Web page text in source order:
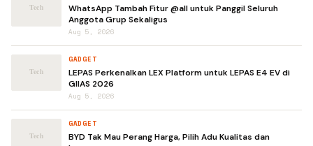
WhatsApp Tambah Fitur @all untuk Panggil Seluruh
Anggota Grup Sekaligus
Aug 5, 2026
GADGET
LEPAS Perkenalkan LEX Platform untuk LEPAS E4 EV di
GIIAS 2026
Aug 5, 2026
GADGET
BYD Tak Mau Perang Harga, Pilih Adu Kualitas dan